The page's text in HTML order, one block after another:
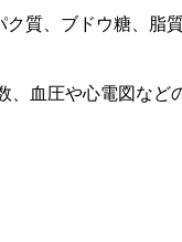
質、ブドウ糖、脂
血圧や心電図など